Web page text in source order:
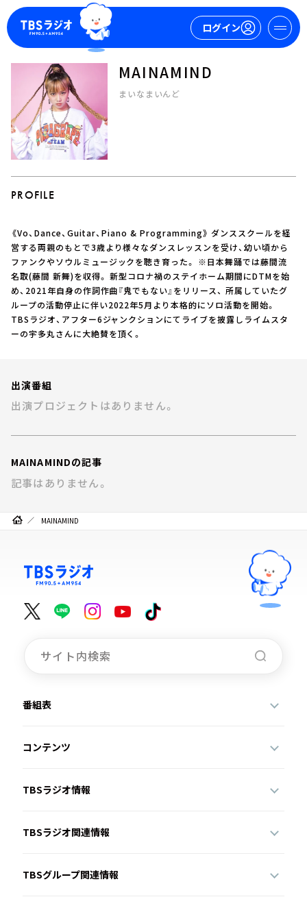
ログイン
マイページ
ログイン
今日の番組表
週間番組表
トピックス
TBS Podcast
お知らせ
イベント・グッズ
MAINAMIND
まいなまいんど
PROFILE
《Vo、Dance、Guitar、Piano & Programming》 ダンススクールを経
営する両親のもとで3歳より様々なダンスレッスンを受け、幼い頃から
ファンクやソウルミュージックを聴き育った。 ※⽇本舞踊では藤間流
名取(藤間 新舞)を収得。 新型コロナ禍のステイホーム期間にDTMを始
め、2021年自身の作詞作曲『鬼でもない』をリリース、 所属していたグ
ループの活動停止に伴い2022年5月より本格的にソロ活動を開始。
TBSラジオ、アフター6ジャンクションにてライブを披露しライムスタ
ーの宇多丸さんに大絶賛を頂く。
出演番組
出演プロジェクトはありません。
MAINAMINDの記事
記事はありません。
MAINAMIND
番組表
コンテンツ
TBSラジオ情報
TBSラジオ関連情報
TBSグループ関連情報